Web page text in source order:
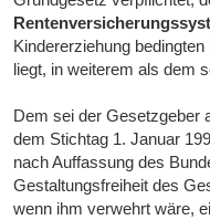
Kindererziehung
liegt, in weiterem als dem
Dem sei der Gesetzgeber
dem Stichtag 1. Januar
nach Auffassung des
Gestaltungsfreiheit des
wenn ihm verwehrt wäre,